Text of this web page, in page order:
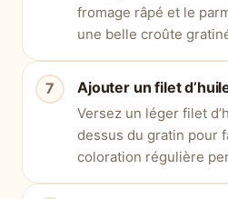
fromage râpé et le
une belle croûte
Ajouter un filet
Versez un léger filet
dessus du gratin pour
coloration régulière